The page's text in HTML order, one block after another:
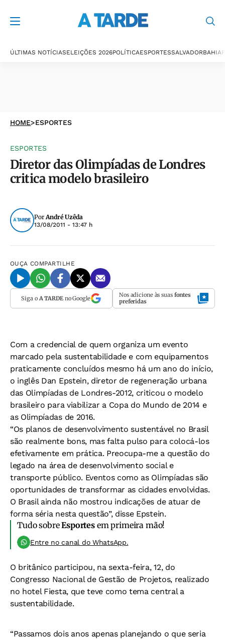
ÚLTIMAS NOTÍCIASELEIÇÕES 2026POLÍTICAESPORTESSALVADORBAHIA
HOME>ESPORTES
ESPORTES
Diretor das Olimpíadas de Londres
critica modelo brasileiro
PorAndré Uzêda
13/08/2011 - 13:47 h
OUÇA COMPARTILHE
Siga o A TARDEno Google Nos adicione às suas fontes
preferidas
Com a credencial de quem organiza um evento
marcado pela sustentabilidade e com equipamentos
praticamente concluídos mesmo há um ano do início,
o inglês Dan Epstein, diretor de regeneração urbana
das Olimpíadas de Londres-2012, criticou o modelo
brasileiro para viabilizar a Copa do Mundo de 2014 e
as Olimpíadas de 2016.
“Os planos de desenvolvimento sustentável no Brasil
são realmente bons, mas falta pulso para colocá-los
efetivamente em prática. Preocupa-me a questão do
legado na área de desenvolvimento social e
transporte público. Eventos como as Olimpíadas são
oportunidades de transformar as cidades envolvidas.
O Brasil ainda não mostrou indicações de atuar de
forma séria nesta questão”, disse Epstein.
Tudo sobreEsportesem primeira mão!
Entre no canal do WhatsApp.
O britânico participou, na sexta-feira, 12, do
Congresso Nacional de Gestão de Projetos, realizado
no hotel Fiesta, que teve como tema central a
sustentabilidade.
“Passamos dois anos apenas planejando o que seria